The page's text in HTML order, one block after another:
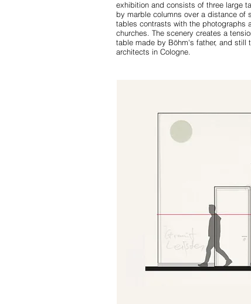
exhibition and consists of three large
by marble columns over a distance of
tables contrasts with the photographs
churches. The scenery creates a
table made by Böhm's father, and
architects in Cologne.